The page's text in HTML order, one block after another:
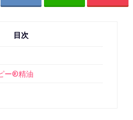
目次
ー®︎精油